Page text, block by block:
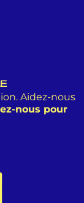
Aidez-nous
nous pour